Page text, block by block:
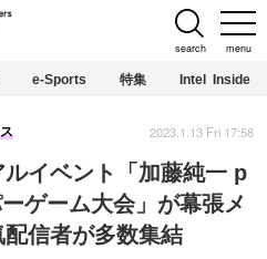
menu
search
e-Sports 特集 Intel Inside
イベント「加藤純一 p
ゲーム大会」が幕張メ
信者が多数集結
2023.1.13 Fri 17:58